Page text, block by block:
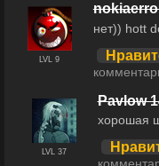
LVL 9
нет)) hott
LVL 37
Pavlow
хорошая